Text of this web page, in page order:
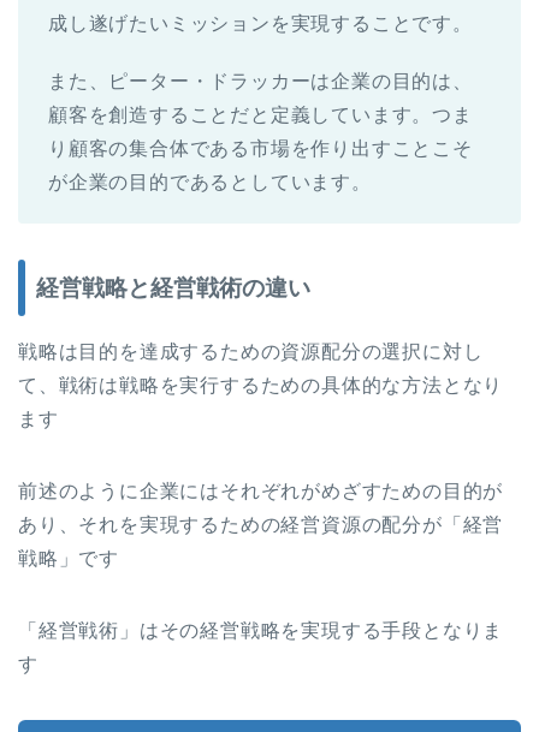
成し遂げたいミッションを実現することです。
また、ピーター・ドラッカーは企業の目的は、
顧客を創造することだと定義しています。つま
り顧客の集合体である市場を作り出すことこそ
が企業の目的であるとしています。
経営戦略と経営戦術の違い
戦略は目的を達成するための資源配分の選択に対し
て、戦術は戦略を実行するための具体的な方法となり
ます
前述のように企業にはそれぞれがめざすための目的が
あり、それを実現するための経営資源の配分が「経営
戦略」です
「経営戦術」はその経営戦略を実現する手段となりま
す